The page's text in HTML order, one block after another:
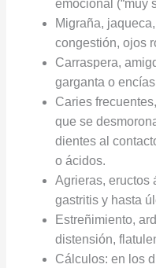
emocional (“muy
Migraña,
congestión, ojos
Carraspera,
garganta o encías
Caries
que se
dientes al
o ácidos.
Agrieras, eructos
gastritis y hasta
Estreñimiento,
distensión,
Cálculos: en los